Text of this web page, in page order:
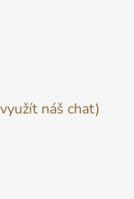
náš chat)